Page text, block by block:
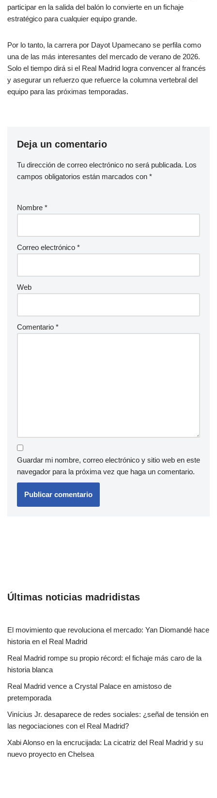
participar en la salida del balón lo convierte en un fichaje
estratégico para cualquier equipo grande.
Por lo tanto, la carrera por Dayot Upamecano se perfila como
una de las más interesantes del mercado de verano de 2026.
Solo el tiempo dirá si el Real Madrid logra convencer al francés
y asegurar un refuerzo que refuerce la columna vertebral del
equipo para las próximas temporadas.
Deja un comentario
Tu dirección de correo electrónico no será publicada. Los
campos obligatorios están marcados con *
Nombre *
Correo electrónico *
Web
Comentario *
Guardar mi nombre, correo electrónico y sitio web en este
navegador para la próxima vez que haga un comentario.
Últimas noticias madridistas
El movimiento que revoluciona el mercado: Yan Diomandé hace
historia en el Real Madrid
Real Madrid rompe su propio récord: el fichaje más caro de la
historia blanca
Real Madrid vence a Crystal Palace en amistoso de
pretemporada
Vinícius Jr. desaparece de redes sociales: ¿señal de tensión en
las negociaciones con el Real Madrid?
Xabi Alonso en la encrucijada: La cicatriz del Real Madrid y su
nuevo proyecto en Chelsea